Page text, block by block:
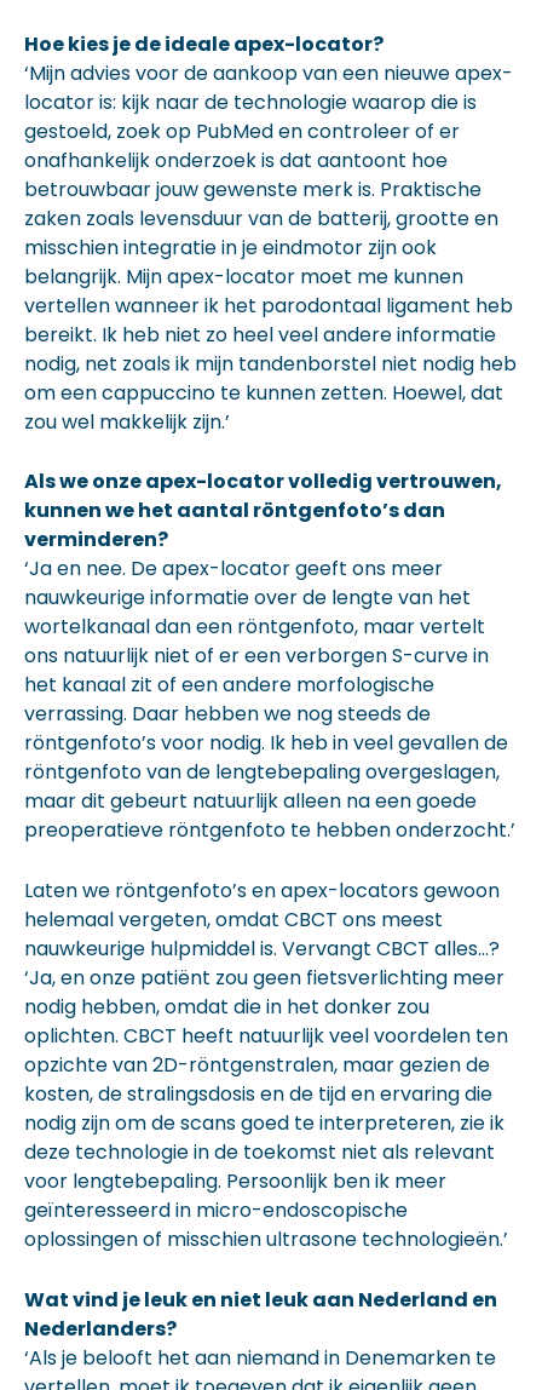
Hoe kies je de ideale apex-locator?
‘Mijn advies voor de aankoop van een nieuwe apex-
locator is: kijk naar de technologie waarop die is
gestoeld, zoek op PubMed en controleer of er
onafhankelijk onderzoek is dat aantoont hoe
betrouwbaar jouw gewenste merk is. Praktische
zaken zoals levensduur van de batterij, grootte en
misschien integratie in je eindmotor zijn ook
belangrijk. Mijn apex-locator moet me kunnen
vertellen wanneer ik het parodontaal ligament heb
bereikt. Ik heb niet zo heel veel andere informatie
nodig, net zoals ik mijn tandenborstel niet nodig heb
om een cappuccino te kunnen zetten. Hoewel, dat
zou wel makkelijk zijn.’
Als we onze apex-locator volledig vertrouwen,
kunnen we het aantal röntgenfoto’s dan
verminderen?
‘Ja en nee. De apex-locator geeft ons meer
nauwkeurige informatie over de lengte van het
wortelkanaal dan een röntgenfoto, maar vertelt
ons natuurlijk niet of er een verborgen S-curve in
het kanaal zit of een andere morfologische
verrassing. Daar hebben we nog steeds de
röntgenfoto’s voor nodig. Ik heb in veel gevallen de
röntgenfoto van de lengtebepaling overgeslagen,
maar dit gebeurt natuurlijk alleen na een goede
preoperatieve röntgenfoto te hebben onderzocht.’
Laten we röntgenfoto’s en apex-locators gewoon
helemaal vergeten, omdat CBCT ons meest
nauwkeurige hulpmiddel is. Vervangt CBCT alles…?
‘Ja, en onze patiënt zou geen fietsverlichting meer
nodig hebben, omdat die in het donker zou
oplichten. CBCT heeft natuurlijk veel voordelen ten
opzichte van 2D-röntgenstralen, maar gezien de
kosten, de stralingsdosis en de tijd en ervaring die
nodig zijn om de scans goed te interpreteren, zie ik
deze technologie in de toekomst niet als relevant
voor lengtebepaling. Persoonlijk ben ik meer
geïnteresseerd in micro-endoscopische
oplossingen of misschien ultrasone technologieën.’
Wat vind je leuk en niet leuk aan Nederland en
Nederlanders?
‘Als je belooft het aan niemand in Denemarken te